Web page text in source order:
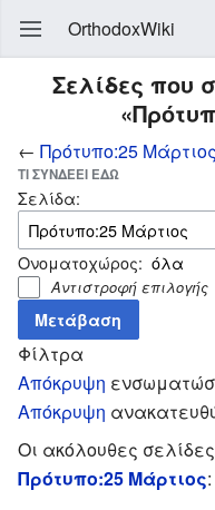
OrthodoxWiki
Σελίδες που
← Πρότυπο:25 Μάρτιος
ΤΙ ΣΥΝΔΈΕΙ ΕΔΏ
Σελίδα:
Ονοματοχώρος:
Αντιστροφή επιλογής
Φίλτρα
Απόκρυψη
Απόκρυψη
Οι ακόλουθες
Πρότυπο:25 Μάρτιος: